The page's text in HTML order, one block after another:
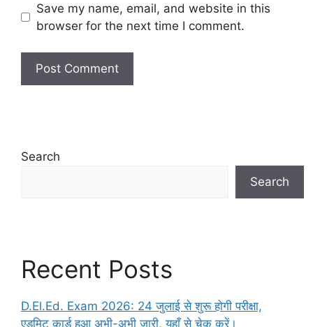
Save my name, email, and website in this
browser for the next time I comment.
Search
Search
Recent Posts
D.El.Ed. Exam 2026: 24 जुलाई से शुरू होगी परीक्षा,
एडमिट कार्ड हुआ अभी-अभी जारी, यहाँ से चेक करें।